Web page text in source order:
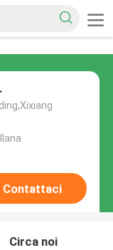
Contattaci
Circa noi